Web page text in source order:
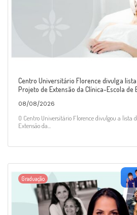
Centro Universitário Florence divulga
Projeto de Extensão da Clínica-Escola de
08/08/2026
O Centro Universitário Florence divulgou a lista
Extensão da...
Graduação